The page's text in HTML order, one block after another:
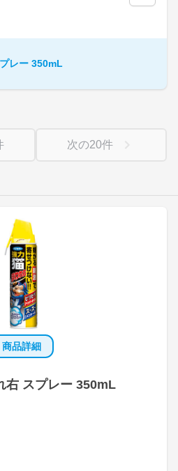
商品詳細
右 スプレー 350mL
レー 350mL
次の20件